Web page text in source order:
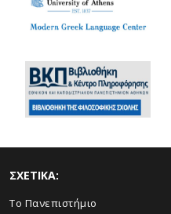
ΣΧΕΤΙΚΑ:
Το Πανεπιστήμιο